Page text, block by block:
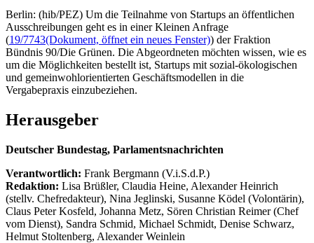
Berlin: (hib/PEZ) Um die Teilnahme von Startups an öffentlichen
Ausschreibungen geht es in einer Kleinen Anfrage
(19/7743(Dokument, öffnet ein neues Fenster)) der Fraktion
Bündnis 90/Die Grünen. Die Abgeordneten möchten wissen, wie es
um die Möglichkeiten bestellt ist, Startups mit sozial-ökologischen
und gemeinwohlorientierten Geschäftsmodellen in die
Vergabepraxis einzubeziehen.
Herausgeber
Deutscher Bundestag, Parlamentsnachrichten
Verantwortlich: Frank Bergmann (V.i.S.d.P.)
Redaktion: Lisa Brüßler, Claudia Heine, Alexander Heinrich
(stellv. Chefredakteur), Nina Jeglinski, Susanne Ködel (Volontärin),
Claus Peter Kosfeld, Johanna Metz, Sören Christian Reimer (Chef
vom Dienst), Sandra Schmid, Michael Schmidt, Denise Schwarz,
Helmut Stoltenberg, Alexander Weinlein